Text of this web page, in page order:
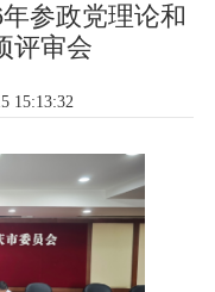
参政党理论和
评审会
15:13:32